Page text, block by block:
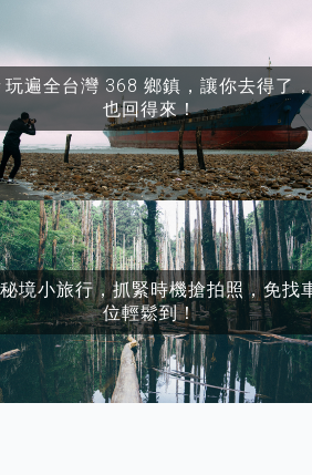
玩遍全台灣 368 鄉鎮，讓你去得了，
也回得來！
境小旅行，抓緊時機搶拍照，免找
位輕鬆到！